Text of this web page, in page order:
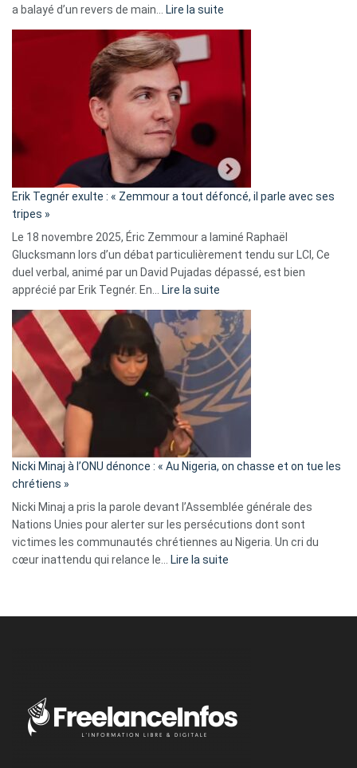
a balayé d’un revers de main… Lire la suite
Martine
Vassal
d’alliance
secrète
«
C’est
fake
news
»
Erik Tegnér exulte : « Zemmour a tout défoncé, il parle avec ses
tripes »
Le 18 novembre 2025, Éric Zemmour a laminé Raphaël
Glucksmann lors d’un débat particulièrement tendu sur LCI, Ce
duel verbal, animé par un David Pujadas dépassé, est bien
apprécié par Erik Tegnér. En… Lire la suite
Erik
Tegnér
exulte
:
« Zemmour
a
tout
parle
ses
tripes »
Nicki Minaj à l’ONU dénonce : « Au Nigeria, on chasse et on tue les
chrétiens »
Nicki Minaj a pris la parole devant l’Assemblée générale des
Nations Unies pour alerter sur les persécutions dont sont
victimes les communautés chrétiennes au Nigeria. Un cri du
cœur inattendu qui relance le… Lire la suite
Nigeria,